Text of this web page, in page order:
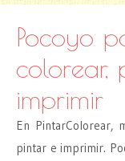
Pocoyo
colorear,
imprimir
En PintarColorear,
pintar e imprimir.